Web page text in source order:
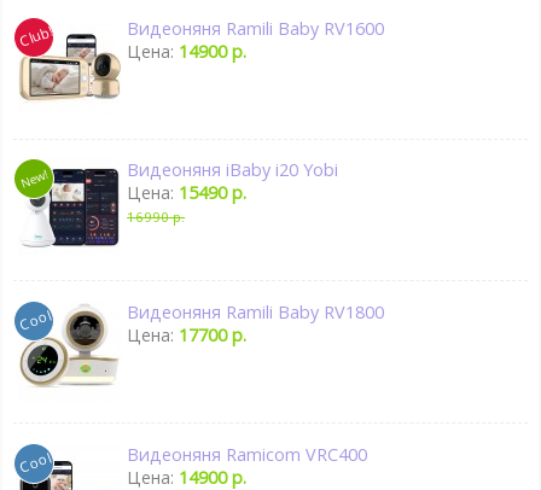
Видеоняня Ramili Baby RV1600
Цена: 14900 р.
Видеоняня iBaby i20 Yobi
Цена: 15490 р.
16990 р.
Видеоняня Ramili Baby RV1800
Цена: 17700 р.
Видеоняня Ramicom VRC400
Цена: 14900 р.